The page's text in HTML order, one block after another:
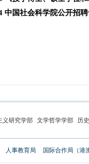
中国社会科学院公开招
义研究学部 文学哲学学部 历
人事教育局 国际合作局（港